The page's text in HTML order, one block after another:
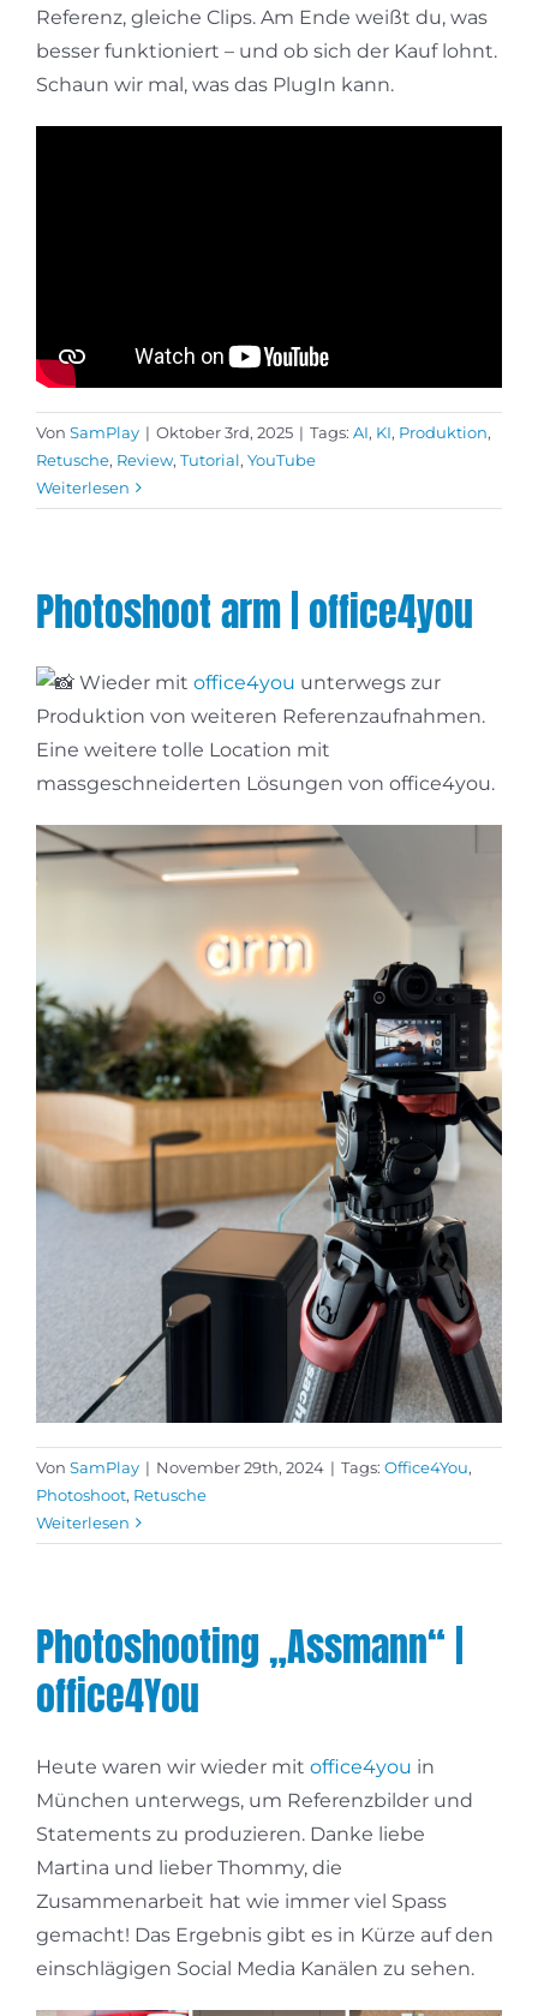
Referenz, gleiche Clips. Am Ende weißt du, was
besser funktioniert – und ob sich der Kauf lohnt.
Schaun wir mal, was das PlugIn kann.
Von SamPlay | Oktober 3rd, 2025 | Tags: AI, KI, Produktion,
Retusche, Review, Tutorial, YouTube
Weiterlesen
Photoshoot arm | office4you
Wieder mit office4you unterwegs zur
Produktion von weiteren Referenzaufnahmen.
Eine weitere tolle Location mit
massgeschneiderten Lösungen von office4you.
Von SamPlay | November 29th, 2024 | Tags: Office4You,
Photoshoot, Retusche
Weiterlesen
Photoshooting „Assmann“ |
office4You
Heute waren wir wieder mit office4you in
München unterwegs, um Referenzbilder und
Statements zu produzieren. Danke liebe
Martina und lieber Thommy, die
Zusammenarbeit hat wie immer viel Spass
gemacht! Das Ergebnis gibt es in Kürze auf den
einschlägigen Social Media Kanälen zu sehen.